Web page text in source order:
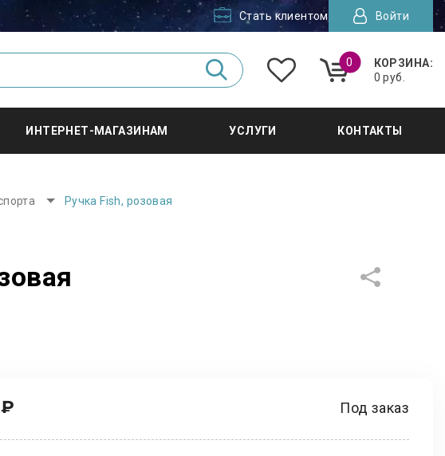
Стать клиентом Войти
0
КОРЗИНА:
0 руб.
ИНТЕРНЕТ-МАГАЗИНАМ УСЛУГИ КОНТАКТЫ
Ручка Fish, розовая
₽ Под заказ